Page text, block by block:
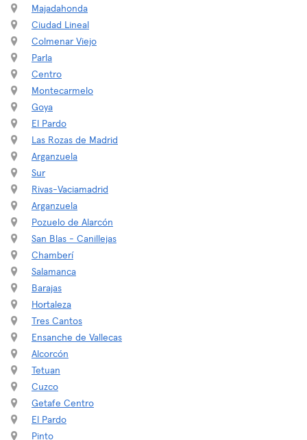
Majadahonda
Ciudad Lineal
Colmenar Viejo
Parla
Centro
Montecarmelo
Goya
El Pardo
Las Rozas de Madrid
Arganzuela
Sur
Rivas-Vaciamadrid
Arganzuela
Pozuelo de Alarcón
San Blas - Canillejas
Chamberí
Salamanca
Barajas
Hortaleza
Tres Cantos
Ensanche de Vallecas
Alcorcón
Tetuan
Cuzco
Getafe Centro
El Pardo
Pinto